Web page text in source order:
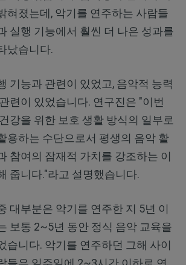
혀졌는데, 악기를 연주하는 사람들
실행 기능에서 훨씬 더 나은 성과를
났습니다.
기능과 관련이 있었고, 음악적 능력
련이 있었습니다. 연구진은 "이번
강을 위한 보호 생활 방식의 일부로
용하는 수단으로서 평생의 음악 활
참여의 잠재적 가치를 강조하는 이
줍니다."라고 설명했습니다.
대부분은 악기를 연주한 지 5년 이
보통 2~5년 동안 정식 음악 교육을
습니다. 악기를 연주하던 그해 사이